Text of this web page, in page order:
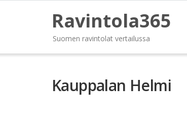
Ravintola365
Suomen ravintolat vertailussa
Kauppalan Helmi